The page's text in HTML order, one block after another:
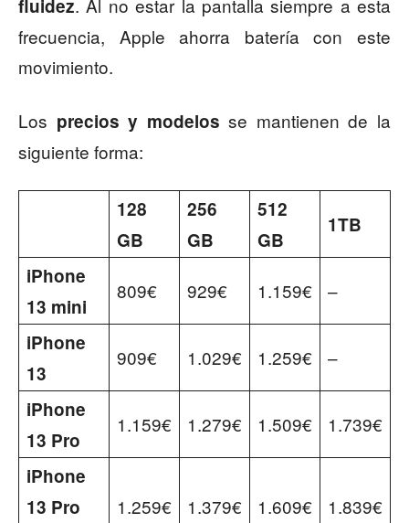
fluidez
frecuencia, Apple ahorra batería con este
movimiento.
Los precios y modelos se mantienen de la
siguiente forma:
128
GB
256
GB
512
GB
1TB
iPhone
13 mini
809€ 929€ 1.159€ –
iPhone
13
909€ 1.029€ 1.259€ –
iPhone
13 Pro
1.159€ 1.279€ 1.509€ 1.739€
iPhone
13 Pro
1.259€ 1.379€ 1.609€ 1.839€